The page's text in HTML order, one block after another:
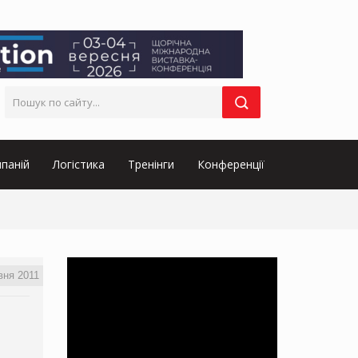
Логістика Тренінги Конференції
2011